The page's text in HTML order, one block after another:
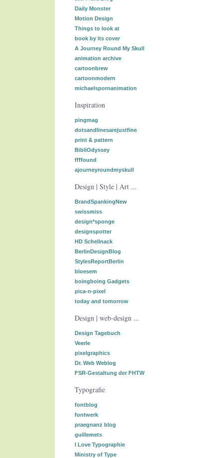
Daily Monster
Motion Design
Things to look at
book by its cover
A Journey Round My Skull
animation archive
cartoonbrew
cartoonmodern
michaelspornanimation
Inspiration
pingmag
dotsandlinesarejustfine
print & pattern
BibliOdyssey
ffffound
ajourneyroundmyskull
Design | Style | Art ...
BrandSpankingNew
swissmiss
design*sponge
designspotter
HD Schellnack
BerlinDesignBlog
StylesReportBerlin
bloesem
boingboing Gadgets
pica-n-pixel
today and tomorrow
Design | web-design ...
Design Tagebuch
Veerle
pixelgraphics
Dr. Web Weblog
FSR-Gestaltung der FHTW
Typografie
fontblog
fontwerk
praegnanz blog
guillemets
I Love Typographie
Ministry of Type